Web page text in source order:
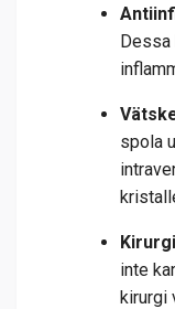
Dessa
spola
Kirurgi
inte
kirurgi